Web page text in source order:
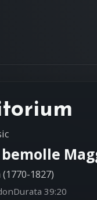
1827)
Durata 39:20